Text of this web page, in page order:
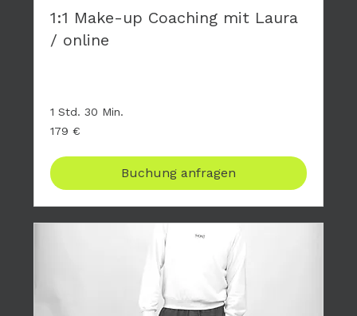
1:1 Make-up Coaching mit Laura
/ online
1 Std. 30 Min.
Euro
179 €
Buchung anfragen